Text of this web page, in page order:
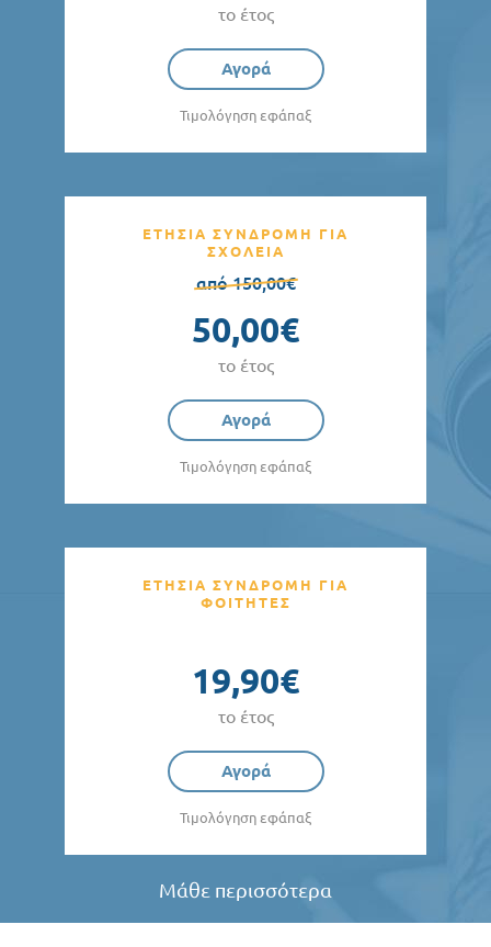
το έτος
Αγορά
Τιμολόγηση εφάπαξ
ΕΤΗΣΙΑ ΣΥΝΔΡΟΜΗ ΓΙΑ
ΣΧΟΛΕΙΑ
από 150,00€
50,00€
το έτος
Αγορά
Τιμολόγηση εφάπαξ
ΕΤΗΣΙΑ ΣΥΝΔΡΟΜΗ ΓΙΑ
ΦΟΙΤΗΤΕΣ
19,90€
το έτος
Αγορά
Τιμολόγηση εφάπαξ
Μάθε περισσότερα